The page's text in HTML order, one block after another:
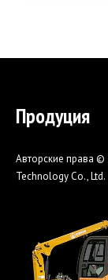
Продуция
Авторские права ©
Technology Co., Ltd.